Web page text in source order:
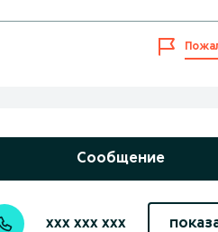
Сообщение
xxx xxx xxx